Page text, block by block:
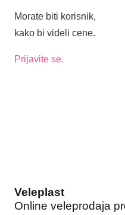
Morate biti korisnik,
kako bi videli cene.
Prijavite se.
Veleplast
Online veleprodaja